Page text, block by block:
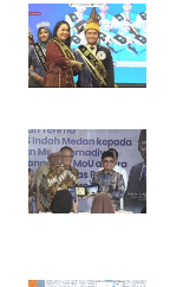
akses. Biar ga
masuk ke
gedung mana
“Jadikan yang
kiri untuk hukum.
D,” jelas
jalannya